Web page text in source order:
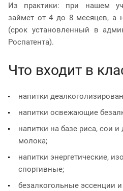
Из практики: при нашем
займет от 4 до 8 месяцев, а
(срок установленный в
Роспатента).
Что входит в
напитки
напитки освежающие
напитки на базе риса, сои и
молока;
напитки энергетические,
спортивные;
безалкогольные эссенции